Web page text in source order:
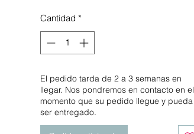
Cantidad *
El pedido tarda de 2 a 3 semanas en
llegar. Nos pondremos en contacto en el
momento que su pedido llegue y pueda
ser entregado.